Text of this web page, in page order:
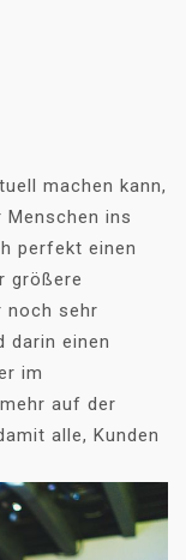
machen kann,
ins
perfekt einen
größere
noch sehr
darin einen
im
auf der
alle, Kunden